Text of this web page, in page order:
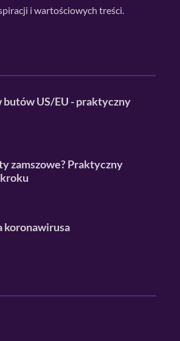
i wartościowych treści.
butów US/EU - praktyczny
zamszowe? Praktyczny
koronawirusa